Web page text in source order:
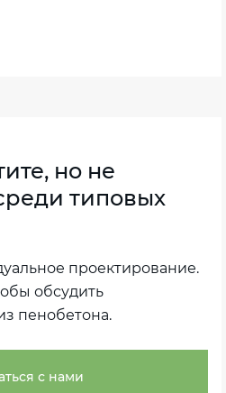
но не
типовых
проектирование.
обсудить
пенобетона.
с нами